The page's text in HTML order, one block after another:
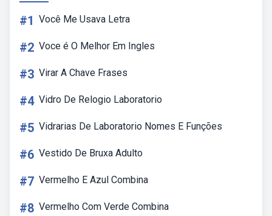
#1 Você Me Usava Letra
#2 Voce é O Melhor Em Ingles
#3 Virar A Chave Frases
#4 Vidro De Relogio Laboratorio
#5 Vidrarias De Laboratorio Nomes E Funções
#6 Vestido De Bruxa Adulto
#7 Vermelho E Azul Combina
#8 Vermelho Com Verde Combina